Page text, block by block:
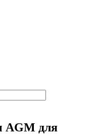
AGM для